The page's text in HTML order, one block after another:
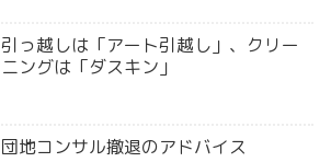
引っ越しは「アート引越し」、クリー
ニングは「ダスキン」
団地コンサル撤退のアドバイス